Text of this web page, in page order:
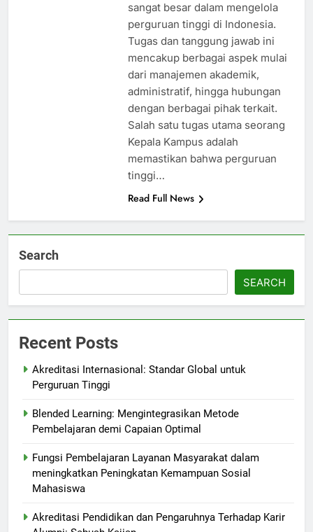
sangat besar dalam mengelola
perguruan tinggi di Indonesia.
Tugas dan tanggung jawab ini
mencakup berbagai aspek mulai
dari manajemen akademik,
administratif, hingga hubungan
dengan berbagai pihak terkait.
Salah satu tugas utama seorang
Kepala Kampus adalah
memastikan bahwa perguruan
tinggi…
Read Full News
Search
SEARCH
Recent Posts
Akreditasi Internasional: Standar Global untuk
Perguruan Tinggi
Blended Learning: Mengintegrasikan Metode
Pembelajaran demi Capaian Optimal
Fungsi Pembelajaran Layanan Masyarakat dalam
meningkatkan Peningkatan Kemampuan Sosial
Mahasiswa
Akreditasi Pendidikan dan Pengaruhnya Terhadap Karir